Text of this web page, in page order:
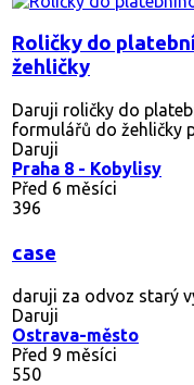
Roličky do
žehličky
Daruji roličky do
formulářů do žehličky
Daruji
Praha 8 - Kobylisy
Před 6 měsíci
396
case
daruji za odvoz starý
Daruji
Ostrava-město
Před 9 měsíci
550